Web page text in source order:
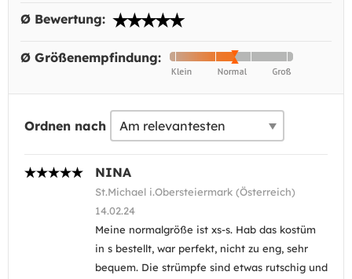
Ø Bewertung:
Ø Größenempfindung:
Ordnen nach
NINA
St.Michael i.Obersteiermark (Österreich)
14.02.24
Meine normalgröße ist xs-s. Hab das kostüm
in s bestellt, war perfekt, nicht zu eng, sehr
bequem. Die strümpfe sind etwas rutschig und